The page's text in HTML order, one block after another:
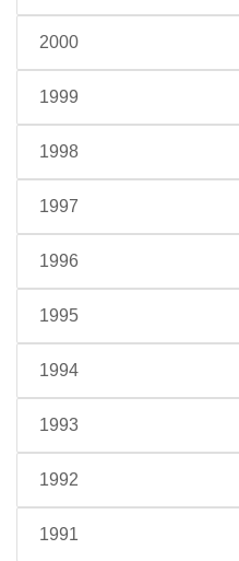
2000
1999
1998
1997
1996
1995
1994
1993
1992
1991